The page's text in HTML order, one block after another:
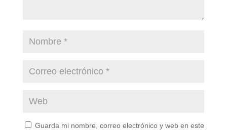
Guarda mi nombre, correo electrónico y web en este